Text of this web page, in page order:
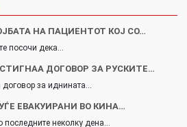
НА ПАЦИЕНТОТ КОЈ СО…
посочи дека…
ДОГОВОР ЗА РУСКИТЕ…
договор за иднината…
ЕВАКУИРАНИ ВО КИНА…
последните неколку дена…